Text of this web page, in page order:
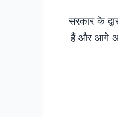
सरकार के
हैं और आगे